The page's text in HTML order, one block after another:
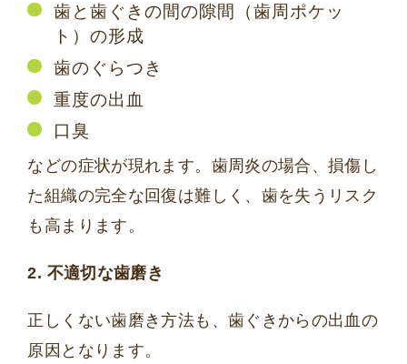
歯と歯ぐきの間の隙間（歯周ポケッ
ト）の形成
歯のぐらつき
重度の出血
口臭
などの症状が現れます。歯周炎の場合、損傷し
た組織の完全な回復は難しく、歯を失うリスク
も高まります。
2. 不適切な歯磨き
正しくない歯磨き方法も、歯ぐきからの出血の
原因となります。